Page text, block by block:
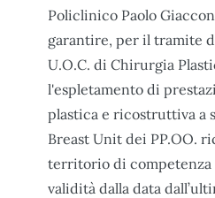
Policlinico Paolo
garantire, per il tramite
U.O.C. di Chirurgia
l'espletamento di
plastica e ricostruttiva a
Breast Unit dei PP.OO.
territorio di competenza
validità dalla data